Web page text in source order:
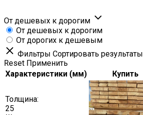
От дешевых к дорогим
От дешевых к дорогим
От дорогих к дешевым
Фильтры Сортировать результаты
Reset Применить
Характеристики (мм)
Купить
Толщина:
25